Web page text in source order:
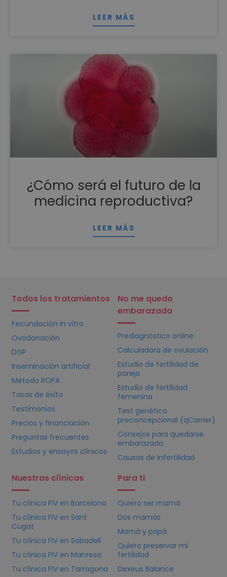
LEER MÁS
¿Cómo será el futuro de la
medicina reproductiva?
LEER MÁS
Todos los tratamientos
Fecundación in vitro
Ovodonación
DGP
Inseminación artificial
Método ROPA
Tasas de éxito
Testimonios
Precios y financiación
Preguntas frecuentes
Estudios y ensayos clínicos
No me quedo
embarazada
Prediagnóstico online
Calculadora de ovulación
Estudio de fertilidad de
pareja
Estudio de fertilidad
femenina
Test genético
preconcepcional (qCarrier)
Consejos para quedarse
embarazada
Causas de infertilidad
Nuestras clínicas
Tu clínica FIVen Barcelona
Tu clínica FIVen Sant
Cugat
Tu clínica FIVen Sabadell
Tu clínica FIVen Manresa
Tu clínica FIVen Tarragona
Para ti
Quiero ser mamá
Dos mamás
Mamá y papá
Quiero preservar mi
fertilidad
Dexeus Balance